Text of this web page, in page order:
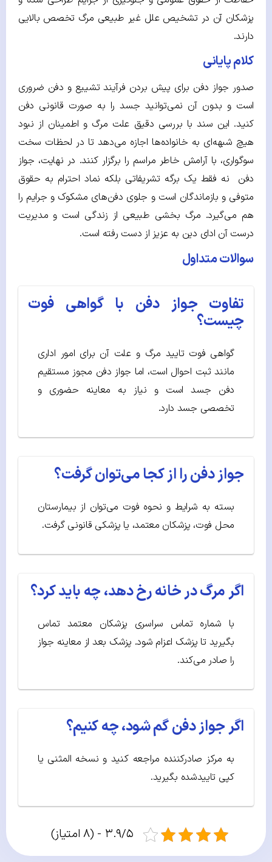
پزشکان آن در تشخیص علل غیر طبیعی مرگ تخصص بالایی
دارند.
کلام پایانی
صدور جواز دفن برای پیش بردن فرآیند تشییع و دفن ضروری
است و بدون آن نمی‌توانید جسد را به صورت قانونی دفن
کنید. این سند با بررسی دقیق علت مرگ و اطمینان از نبود
هیچ شبهه‌ای به خانواده‌ها اجازه می‌دهد تا در لحظات سخت
سوگواری، با آرامش خاطر مراسم را برگزار کنند. در نهایت، جواز
دفن نه فقط یک برگه تشریفاتی بلکه نماد احترام به حقوق
متوفی و بازماندگان است و جلوی دفن‌های مشکوک و جرایم را
هم می‌گیرد. مرگ بخشی طبیعی از زندگی است و مدیریت
درست آن ادای دین به عزیز از دست رفته است.
سوالات متداول
تفاوت جواز دفن با گواهی فوت
چیست؟
گواهی فوت تایید مرگ و علت آن برای امور اداری
مانند ثبت احوال است، اما جواز دفن مجوز مستقیم
دفن جسد است و نیاز به معاینه حضوری و
تخصصی جسد دارد.
جواز دفن را از کجا می‌توان گرفت؟
بسته به شرایط و نحوه فوت می‌توان از بیمارستان
محل فوت، پزشکان معتمد، یا پزشکی قانونی گرفت.
اگر مرگ در خانه رخ دهد، چه باید کرد؟
با شماره تماس سراسری پزشکان معتمد تماس
بگیرید تا پزشک اعزام شود. پزشک بعد از معاینه جواز
را صادر می‌کند.
اگر جواز دفن گم شود، چه کنیم؟
به مرکز صادرکننده مراجعه کنید و نسخه المثنی یا
کپی تاییدشده بگیرید.
۳.۹/۵ - (۸ امتیاز)